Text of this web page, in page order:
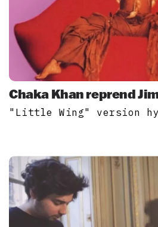
Chaka Khan reprend
"Little Wing" version